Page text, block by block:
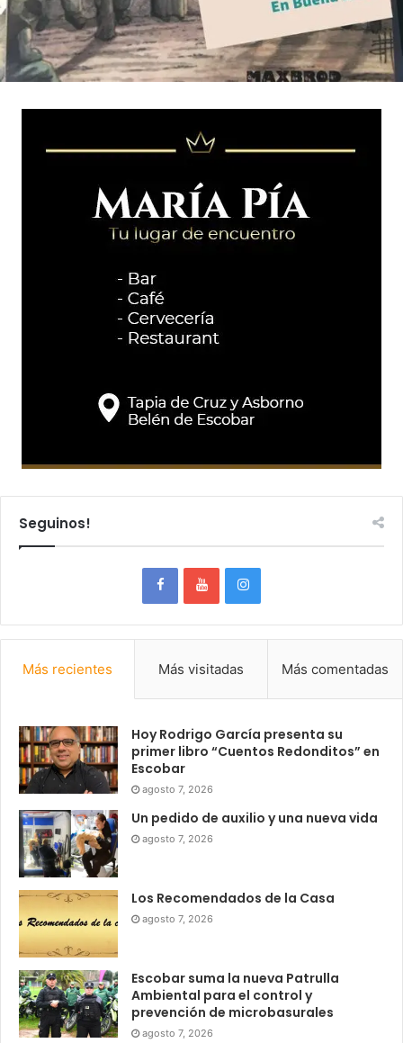
Seguinos!
Más recientes Más visitadas Más comentadas
Hoy Rodrigo García presenta su
primer libro “Cuentos Redonditos” en
Escobar
agosto 7, 2026
Un pedido de auxilio y una nueva vida
agosto 7, 2026
Los Recomendados de la Casa
agosto 7, 2026
Escobar suma la nueva Patrulla
Ambiental para el control y
prevención de microbasurales
agosto 7, 2026